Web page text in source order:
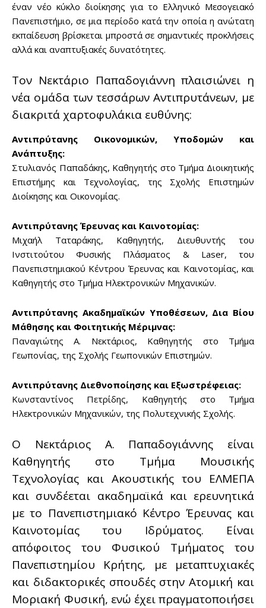
έναν νέο κύκλο διοίκησης για το Ελληνικό Μεσογειακό
Πανεπιστήμιο, σε μια περίοδο κατά την οποία η ανώτατη
εκπαίδευση βρίσκεται μπροστά σε σημαντικές προκλήσεις
αλλά και αναπτυξιακές δυνατότητες.
Τον Νεκτάριο Παπαδογιάννη πλαισιώνει η
νέα ομάδα των τεσσάρων Αντιπρυτάνεων, με
διακριτά χαρτοφυλάκια ευθύνης:
Αντιπρύτανης Οικονομικών, Υποδομών και
Ανάπτυξης:
Στυλιανός Παπαδάκης, Καθηγητής στο Τμήμα Διοικητικής
Επιστήμης και Τεχνολογίας, της Σχολής Επιστημών
Διοίκησης και Οικονομίας.
Αντιπρύτανης Έρευνας και Καινοτομίας:
Μιχαήλ Ταταράκης, Καθηγητής, Διευθυντής του
Ινστιτούτου Φυσικής Πλάσματος & Laser, του
Πανεπιστημιακού Κέντρου Έρευνας και Καινοτομίας, και
Καθηγητής στο Τμήμα Ηλεκτρονικών Μηχανικών.
Αντιπρύτανης Ακαδημαϊκών Υποθέσεων, Δια Βίου
Μάθησης και Φοιτητικής Μέριμνας:
Παναγιώτης Α. Νεκτάριος, Καθηγητής στο Τμήμα
Γεωπονίας, της Σχολής Γεωπονικών Επιστημών.
Αντιπρύτανης Διεθνοποίησης και Εξωστρέφειας:
Κωνσταντίνος Πετρίδης, Καθηγητής στο Τμήμα
Ηλεκτρονικών Μηχανικών, της Πολυτεχνικής Σχολής.
Ο Νεκτάριος Α. Παπαδογιάννης είναι
Καθηγητής στο Τμήμα Μουσικής
Τεχνολογίας και Ακουστικής του ΕΛΜΕΠΑ
και συνδέεται ακαδημαϊκά και ερευνητικά
με το Πανεπιστημιακό Κέντρο Έρευνας και
Καινοτομίας του Ιδρύματος. Είναι
απόφοιτος του Φυσικού Τμήματος του
Πανεπιστημίου Κρήτης, με μεταπτυχιακές
και διδακτορικές σπουδές στην Ατομική και
Μοριακή Φυσική, ενώ έχει πραγματοποιήσει